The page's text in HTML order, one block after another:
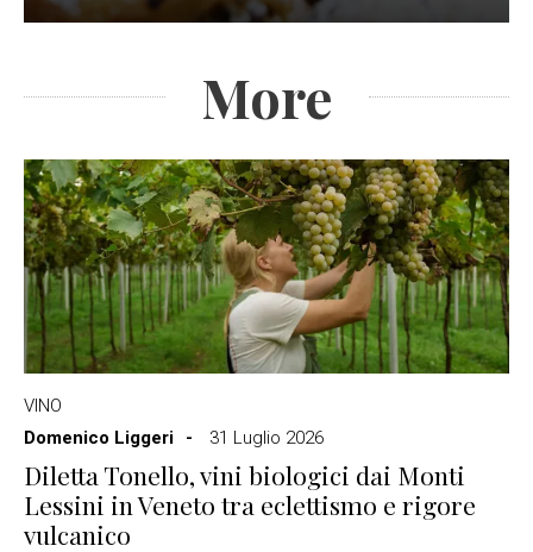
More
VINO
Domenico Liggeri
31 Luglio 2026
Diletta Tonello, vini biologici dai Monti
Lessini in Veneto tra eclettismo e rigore
vulcanico